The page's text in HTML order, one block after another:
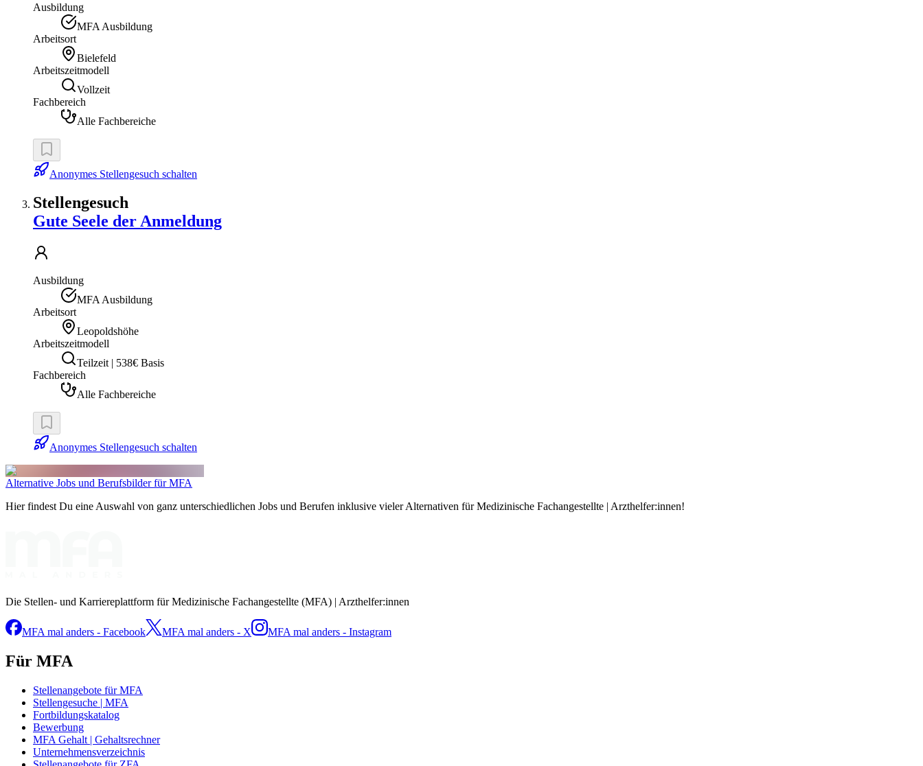
Ausbildung
MFA Ausbildung
Arbeitsort
Bielefeld
Arbeitszeitmodell
Vollzeit
Fachbereich
Alle Fachbereiche
Anonymes Stellengesuch schalten
Stellengesuch
Gute Seele der Anmeldung
Ausbildung
MFA Ausbildung
Arbeitsort
Leopoldshöhe
Arbeitszeitmodell
Teilzeit | 538€ Basis
Fachbereich
Alle Fachbereiche
Anonymes Stellengesuch schalten
Alternative Jobs und Berufsbilder für MFA
Hier findest Du eine Auswahl von ganz unterschiedlichen Jobs und Berufen inklusive vieler Alternativen für Medizinische Fachangestellte | Arzthelfer:innen!
Die Stellen- und Karriereplattform für Medizinische Fachangestellte (MFA) | Arzthelfer:innen
MFA mal anders - Facebook MFA mal anders - X MFA mal anders - Instagram
Für MFA
Stellenangebote für MFA
Stellengesuche | MFA
Fortbildungskatalog
Bewerbung
MFA Gehalt | Gehaltsrechner
Unternehmensverzeichnis